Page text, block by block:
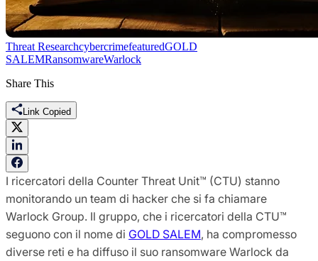
Threat ResearchcybercrimefeaturedGOLD
SALEMRansomwareWarlock
Share This
Link Copied
I ricercatori della Counter Threat Unit™ (CTU) stanno
monitorando un team di hacker che si fa chiamare
Warlock Group. Il gruppo, che i ricercatori della CTU™
seguono con il nome di GOLD SALEM, ha compromesso
diverse reti e ha diffuso il suo ransomware Warlock da